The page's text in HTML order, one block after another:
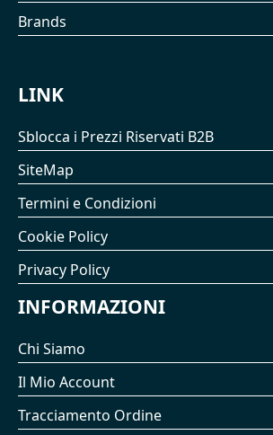
Brands
LINK
Sblocca i Prezzi Riservati B2B
SiteMap
Termini e Condizioni
Cookie Policy
Privacy Policy
INFORMAZIONI
Chi Siamo
Il Mio Account
Tracciamento Ordine